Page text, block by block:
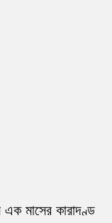
এক মাসের কারাদণ্ড